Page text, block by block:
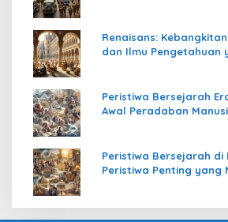
Renaisans:
dan Ilmu Pengetahuan
Peristiwa Bersejarah
Awal Peradaban
Peristiwa Bersejarah di
Peristiwa Penting yang